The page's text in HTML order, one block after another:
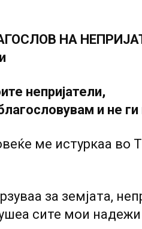
НА
непријатели,
и не
ме истуркаа во
за земјата,
сите мои надежи